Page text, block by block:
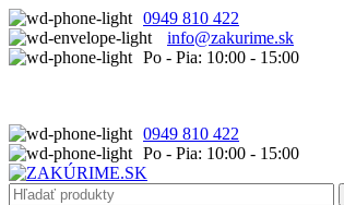
0949 810 422
info@zakurime.sk
Po - Pia: 10:00 - 15:00
0949 810 422
Po - Pia: 10:00 - 15:00